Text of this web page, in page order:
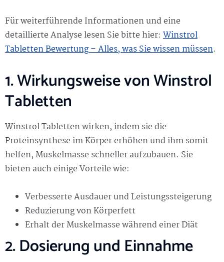
Für weiterführende Informationen und eine
detaillierte Analyse lesen Sie bitte hier: Winstrol
Tabletten Bewertung – Alles, was Sie wissen müssen.
1. Wirkungsweise von Winstrol
Tabletten
Winstrol Tabletten wirken, indem sie die
Proteinsynthese im Körper erhöhen und ihm somit
helfen, Muskelmasse schneller aufzubauen. Sie
bieten auch einige Vorteile wie:
Verbesserte Ausdauer und Leistungssteigerung
Reduzierung von Körperfett
Erhalt der Muskelmasse während einer Diät
2. Dosierung und Einnahme